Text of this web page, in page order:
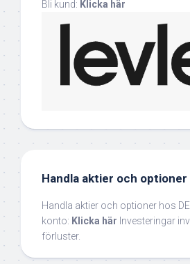
Bli kund: Klicka här
Handla aktier och optioner
Handla aktier och optioner hos
konto: Klicka här Investeringar
förluster.